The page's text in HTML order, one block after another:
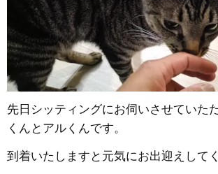
先日シッティングにお伺いさせていた
くんとアルくんです。
到着いたしますと元気にお出迎えして